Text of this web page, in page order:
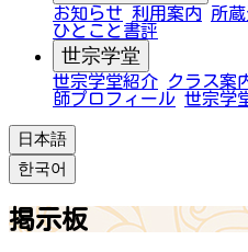
お知らせ 利用案内 所
ひとこと書評
世宗学堂
世宗学堂紹介 クラス案
師プロフィール 世宗学
日本語
한국어
掲示板